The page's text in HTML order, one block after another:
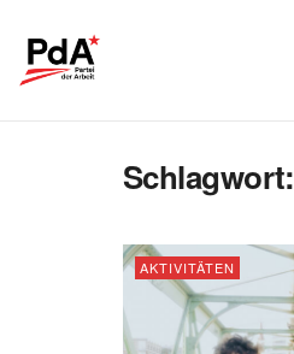
Schlagwort:
AKTIVITÄTEN